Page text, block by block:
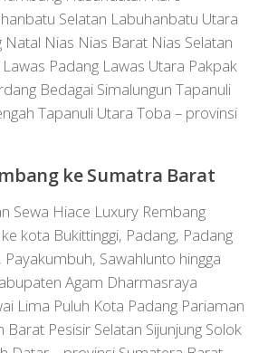
Selatan Labuhanbatu Utara
Natal Nias Nias Barat Nias Selatan
Padang Lawas Utara Pakpak
Bedagai Simalungun Tapanuli
Tapanuli Utara Toba – provinsi
ke Sumatra Barat
Sewa Hiace Luxury Rembang
kota Bukittinggi, Padang, Padang
Payakumbuh, Sawahlunto hingga
Agam Dharmasraya
Lima Puluh Kota Padang Pariaman
Pesisir Selatan Sijunjung Solok